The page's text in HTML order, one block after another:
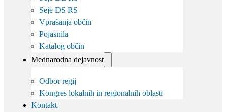
Seje DS RS
Vprašanja občin
Pojasnila
Katalog občin
Mednarodna dejavnost
Odbor regij
Kongres lokalnih in regionalnih oblasti
Kontakt